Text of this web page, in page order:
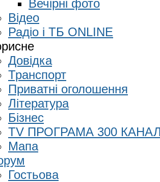
Вечірні фото
Відео
Радіо і ТБ ONLINE
Довідка
Транспорт
Приватні оголошення
Література
Бізнес
TV ПРОГРАМА 300
Мапа
Гостьова